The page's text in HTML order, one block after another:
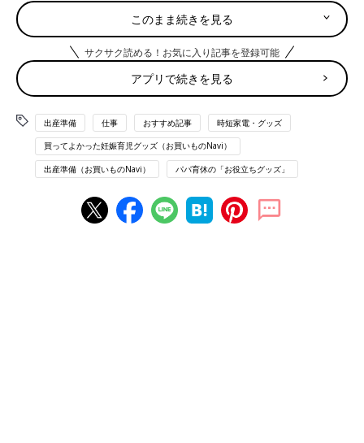
１位 空気清浄機、２位 加湿器と、室内環境を意識した家電が上
続いて冷蔵庫、ドラム式洗濯機、食洗機、縦型洗濯機と、家族が
増えることを意識して 時短
につながる家電の名前があがりまし
このまま続きを見る
サクサク読める！お気に入り記事を登録可能
アプリで続きを見る
出産準備 仕事 おすすめ記事 時短家電・グッズ
買ってよかった妊娠育児グッズ（お買いものNavi）
出産準備（お買いものNavi） パパ育休の「お役立ちグッズ」